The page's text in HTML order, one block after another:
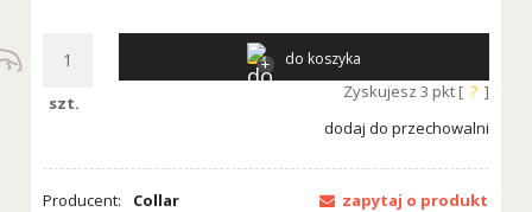
szt.
do koszyka
Zyskujesz 3 pkt [ ? ]
dodaj do przechowalni
Producent: Collar
zapytaj o produkt